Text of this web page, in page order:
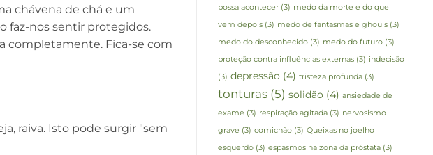
chávena de chá e um
faz-nos sentir protegidos.
completamente. Fica-se com
raiva. Isto pode surgir "sem
possa acontecer(3) medo da morte e do que
vem depois(3) medo de fantasmas e ghouls(3)
medo do desconhecido(3) medo do futuro(3)
proteção contra influências externas(3) indecisão
(3) depressão (4) tristeza profunda(3)
tonturas(5) solidão (4) ansiedade de
exame (3) respiração agitada(3) nervosismo
grave (3) comichão(3) Queixas no joelho
esquerdo(3) espasmos na zona da próstata(3)